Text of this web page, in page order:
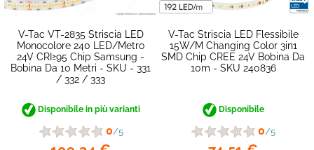
V-Tac VT-2835 Striscia LED
Monocolore 240 LED/metro
24V CRI≥95 Chip Samsung -
Bobina Da 10 Metri - SKU - 331
/ 332 / 333
Disponibile in più varianti
0/5
V-Tac Striscia LED Flessibile
15W/m Changing Color 3in1
SMD Chip CREE 24V Bobina Da
10m - SKU 240836
Disponibile
0/5